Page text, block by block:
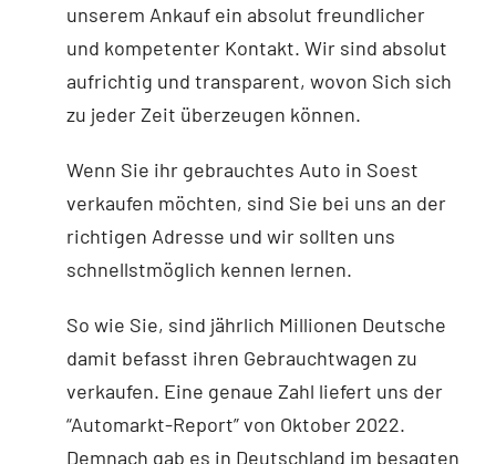
unserem Ankauf ein absolut freundlicher
und kompetenter Kontakt. Wir sind absolut
aufrichtig und transparent, wovon Sich sich
zu jeder Zeit überzeugen können.
Wenn Sie ihr gebrauchtes Auto in Soest
verkaufen möchten, sind Sie bei uns an der
richtigen Adresse und wir sollten uns
schnellstmöglich kennen lernen.
So wie Sie, sind jährlich Millionen Deutsche
damit befasst ihren Gebrauchtwagen zu
verkaufen. Eine genaue Zahl liefert uns der
“Automarkt-Report” von Oktober 2022.
Demnach gab es in Deutschland im besagten